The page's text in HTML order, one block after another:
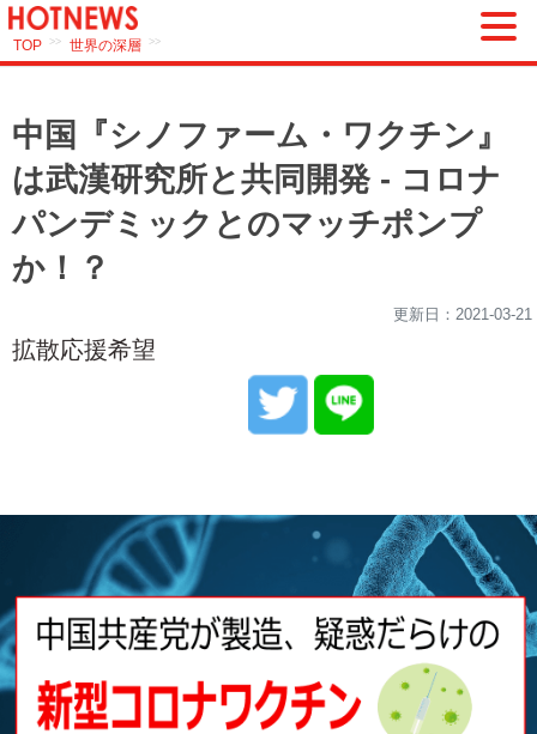
TOP >> 世界の深層 >>
中国『シノファーム・ワクチン』
は武漢研究所と共同開発 - コロナ
パンデミックとのマッチポンプ
か！？
更新日：2021-03-21
拡散応援希望